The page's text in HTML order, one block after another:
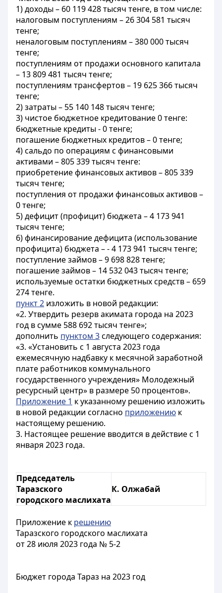
1) доходы – 60 119 428 тысяч тенге, в том числе:
налоговым поступлениям – 26 304 581 тысяч
тенге;
неналоговым поступлениям – 380 000 тысяч
тенге;
поступлениям от продажи основного капитала
– 13 809 481 тысяч тенге;
поступлениям трансфертов – 19 625 366 тысяч
тенге;
2) затраты – 55 140 148 тысяч тенге;
3) чистое бюджетное кредитование 0 тенге:
бюджетные кредиты - 0 тенге;
погашение бюджетных кредитов – 0 тенге;
4) сальдо по операциям с финансовыми
активами – 805 339 тысяч тенге:
приобретение финансовых активов – 805 339
тысяч тенге;
поступления от продажи финансовых активов –
0 тенге;
5) дефицит (профицит) бюджета – 4 173 941
тысяч тенге;
6) финансирование дефицита (использование
профицита) бюджета – - 4 173 941 тысяч тенге;
поступление займов – 9 698 828 тенге;
погашение займов – 14 532 043 тысяч тенге;
используемые остатки бюджетных средств – 659
274 тенге.
пункт 2 изложить в новой редакции:
«2. Утвердить резерв акимата города на 2023
год в сумме 588 692 тысяч тенге»;
дополнить пунктом 3следующего содержания:
«3. «Установить с 1 августа 2023 года
ежемесячную надбавку к месячной заработной
плате работников коммунального
государственного учреждения» Молодежный
ресурсный центр» в размере 50 процентов».
Приложение 1 к указанному решению изложить
в новой редакции согласно приложению к
настоящему решению.
3. Настоящее решение вводится в действие с 1
января 2023 года.
Председатель
Таразского
городского маслихата
К. Олжабай
Приложение к решению
Таразского городского маслихата
от 28 июля 2023 года № 5-2
Бюджет города Тараз на 2023 год